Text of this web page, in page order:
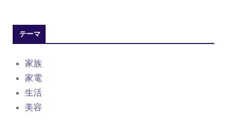
テーマ
家族
家電
生活
美容